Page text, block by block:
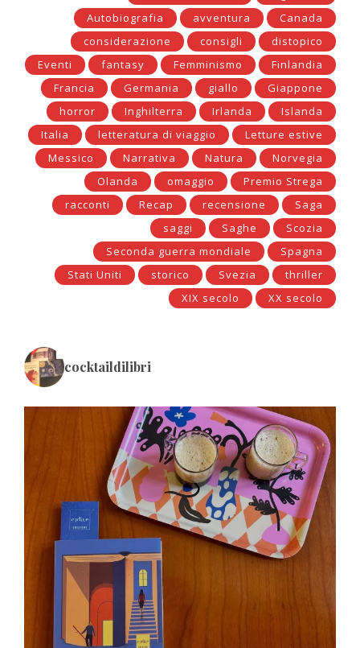
Autobiografia
avventura
Canada
considerazione
consigli
distopico
Eventi
fantasy Femminismo
Finlandia
Francia
Germania giallo
Giappone
horror
Inghilterra Irlanda
Islanda
Italia
letteratura di viaggio
Letture estive
Messico
Narrativa Natura
Norvegia
Olanda
omaggio
Premio Strega
racconti
Recap recensione
Saga
saggi
Saghe
Scozia
Seconda guerra mondiale
Spagna
Stati Uniti
storico Svezia
thriller
XIX secolo
XX secolo
cocktaildilibri